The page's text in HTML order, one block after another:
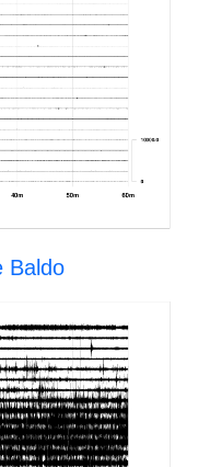
Baldo